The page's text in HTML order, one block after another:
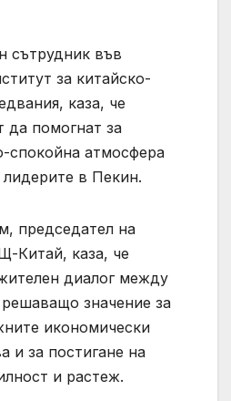
сътрудник във
за китайско-
каза, че
да помогнат за
спокойна атмосфера
в Пекин.
председател на
Китай, каза, че
диалог между
значение за
икономически
и за постигане на
и растеж.